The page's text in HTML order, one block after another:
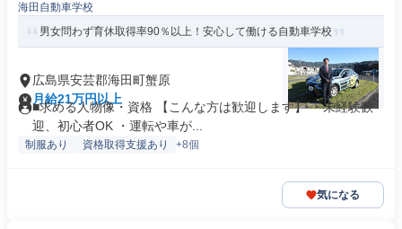
海田自動車学校
男女問わず育休取得率90％以上！安心して働ける自動車学校
広島県安芸郡海田町蟹原
月給21万円以上
■求める人物像・資格 【こんな方は歓迎します】 ・未経験歓
迎、初心者OK ・運転や車が...
制服あり 資格取得支援あり +8個
気になる